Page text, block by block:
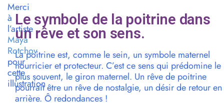
Le symbole de la poitrine dans
un rêve et son sens.
La poitrine est, comme le sein, un symbole maternel
nourricier et protecteur. C’est ce sens qui prédomine le
plus souvent, le giron maternel. Un rêve de poitrine
pourrait être un rêve de nostalgie, un désir de retour en
arrière. Ô redondances !
Merci
à
l’artiste
Maya
Rotchov
pour
cette
illustration